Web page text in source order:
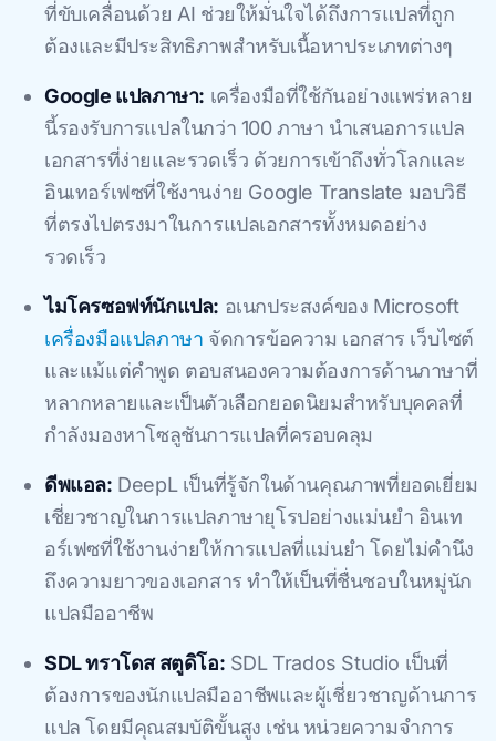
ที่ขับเคลื่อนด้วย AI ช่วยให้มั่นใจได้ถึงการแปลที่ถูก
ต้องและมีประสิทธิภาพสำหรับเนื้อหาประเภทต่างๆ
Google แปลภาษา: เครื่องมือที่ใช้กันอย่างแพร่หลาย
นี้รองรับการแปลในกว่า 100 ภาษา นําเสนอการแปล
เอกสารที่ง่ายและรวดเร็ว ด้วยการเข้าถึงทั่วโลกและ
อินเทอร์เฟซที่ใช้งานง่าย Google Translate มอบวิธี
ที่ตรงไปตรงมาในการแปลเอกสารทั้งหมดอย่าง
รวดเร็ว
ไมโครซอฟท์นักแปล: อเนกประสงค์ของ Microsoft
เครื่องมือแปลภาษา จัดการข้อความ เอกสาร เว็บไซต์
และแม้แต่คําพูด ตอบสนองความต้องการด้านภาษาที่
หลากหลายและเป็นตัวเลือกยอดนิยมสําหรับบุคคลที่
กําลังมองหาโซลูชันการแปลที่ครอบคลุม
ดีพแอล: DeepL เป็นที่รู้จักในด้านคุณภาพที่ยอดเยี่ยม
เชี่ยวชาญในการแปลภาษายุโรปอย่างแม่นยํา อินเท
อร์เฟซที่ใช้งานง่ายให้การแปลที่แม่นยํา โดยไม่คํานึง
ถึงความยาวของเอกสาร ทําให้เป็นที่ชื่นชอบในหมู่นัก
แปลมืออาชีพ
SDL ทราโดส สตูดิโอ: SDL Trados Studio เป็นที่
ต้องการของนักแปลมืออาชีพและผู้เชี่ยวชาญด้านการ
แปล โดยมีคุณสมบัติขั้นสูง เช่น หน่วยความจําการ